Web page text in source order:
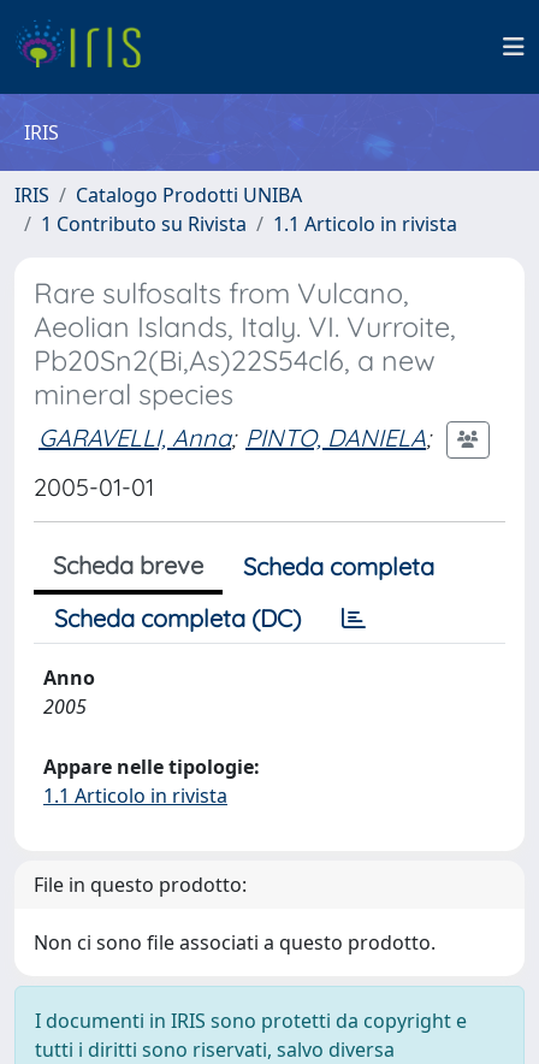
IRIS
IRIS
Catalogo Prodotti UNIBA
1 Contributo su Rivista
1.1 Articolo in rivista
Rare sulfosalts from Vulcano,
Aeolian Islands, Italy. VI. Vurroite,
Pb20Sn2(Bi,As)22S54cl6, a new
mineral species
GARAVELLI, Anna; PINTO, DANIELA;
2005-01-01
Scheda breve
Scheda completa
Scheda completa (DC)
Anno
2005
Appare nelle tipologie:
1.1 Articolo in rivista
File in questo prodotto:
Non ci sono file associati a questo prodotto.
I documenti in IRIS sono protetti da copyright e
tutti i diritti sono riservati, salvo diversa